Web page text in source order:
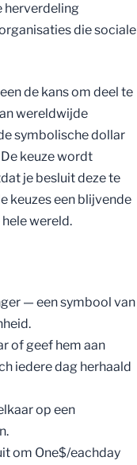
herverdeling
die sociale
de kans om deel te
wereldwijde
symbolische dollar
De keuze wordt
je besluit deze te
keuzes een blijvende
wereld.
— een symbool van
of geef hem aan
iedere dag herhaald
op een
om One$/eachday